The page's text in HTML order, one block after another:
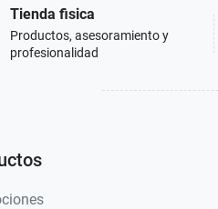
Tienda fisica
Productos, asesoramiento y
profesionalidad